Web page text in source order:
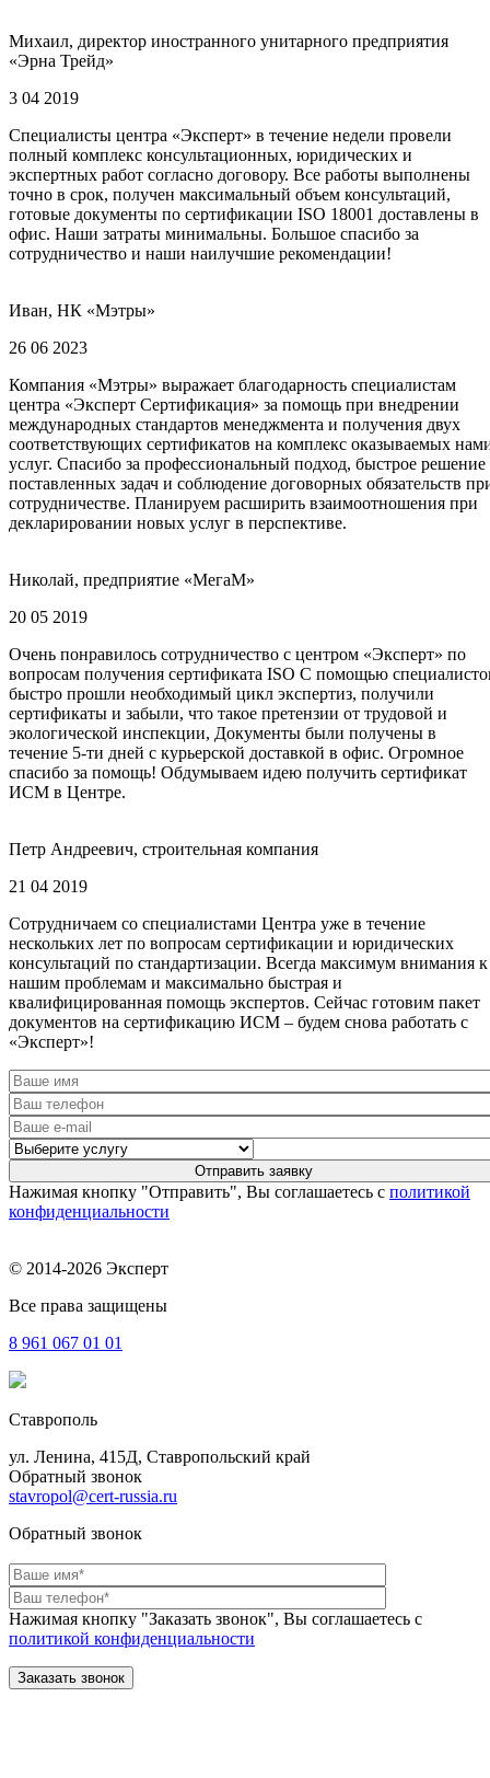
Михаил, директор иностранного унитарного предприятия
«Эрна Трейд»
3 04 2019
Специалисты центра «Эксперт» в течение недели провели
полный комплекс консультационных, юридических и
экспертных работ согласно договору. Все работы выполнены
точно в срок, получен максимальный объем консультаций,
готовые документы по сертификации ISO 18001 доставлены в
офис. Наши затраты минимальны. Большое спасибо за
сотрудничество и наши наилучшие рекомендации!
Иван, НК «Мэтры»
26 06 2023
Компания «Мэтры» выражает благодарность специалистам
центра «Эксперт Сертификация» за помощь при внедрении
международных стандартов менеджмента и получения двух
соответствующих сертификатов на комплекс оказываемых
услуг. Спасибо за профессиональный подход, быстрое решение
поставленных задач и соблюдение договорных обязательств
сотрудничестве. Планируем расширить взаимоотношения при
декларировании новых услуг в перспективе.
Николай, предприятие «МегаМ»
20 05 2019
Очень понравилось сотрудничество с центром «Эксперт» по
вопросам получения сертификата ISO С помощью
быстро прошли необходимый цикл экспертиз, получили
сертификаты и забыли, что такое претензии от трудовой и
экологической инспекции, Документы были получены в
течение 5-ти дней с курьерской доставкой в офис. Огромное
спасибо за помощь! Обдумываем идею получить сертификат
ИСМ в Центре.
Петр Андреевич, строительная компания
21 04 2019
Сотрудничаем со специалистами Центра уже в течение
нескольких лет по вопросам сертификации и юридических
консультаций по стандартизации. Всегда максимум внимания к
нашим проблемам и максимально быстрая и
квалифицированная помощь экспертов. Сейчас готовим пакет
документов на сертификацию ИСМ – будем снова работать с
«Эксперт»!
Нажимая кнопку "Отправить", Вы соглашаетесь с политикой
конфиденциальности
© 2014-2026 Эксперт
Все права защищены
8 961 067 01 01
Ставрополь
ул. Ленина, 415Д, Ставропольский край
Обратный звонок
stavropol@cert-russia.ru
Обратный звонок
Нажимая кнопку "Заказать звонок", Вы соглашаетесь с
политикой конфиденциальности